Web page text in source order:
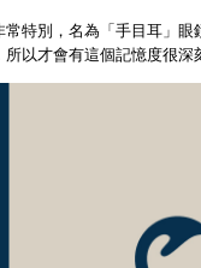
特別，名為「手目耳」
以才會有這個記憶度很深